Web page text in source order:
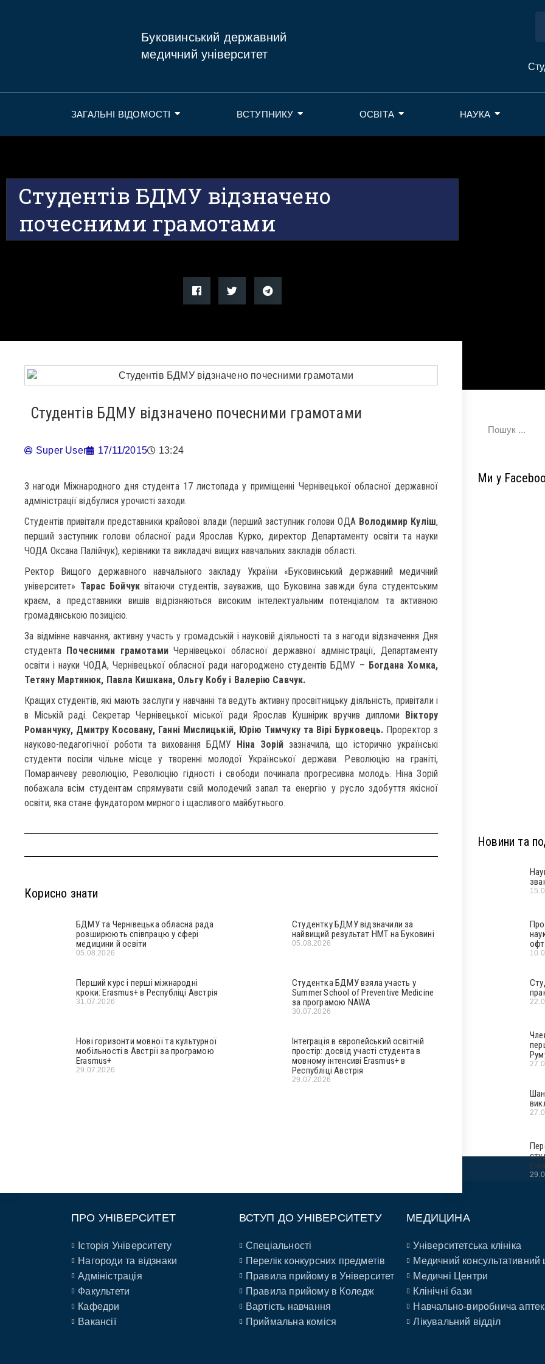
Буковинський державний
медичний університет
ЗАГАЛЬНІ ВІДОМОСТІ ВСТУПНИКУ ОСВІТА НАУКА
Студентів БДМУ відзначено
почесними грамотами
Студентів БДМУ відзначено почесними грамотами
Super User 17/11/2015 13:24
З нагоди Міжнародного дня студента 17 листопада у приміщенні Чернівецької обласної державної
адміністрації відбулися урочисті заходи.
Студентів привітали представники крайової влади (перший заступник голови ОДА Володимир Куліш,
перший заступник голови обласної ради Ярослав Курко, директор Департаменту освіти та науки
ЧОДА Оксана Палійчук), керівники та викладачі вищих навчальних закладів області.
Ректор Вищого державного навчального закладу України «Буковинський державний медичний
університет» Тарас Бойчуквітаючи студентів, зауважив, що Буковина завжди була студентським
краєм, а представники вишів відрізняються високим інтелектуальним потенціалом та активною
громадянською позицією.
За відмінне навчання, активну участь у громадській і науковій діяльності та з нагоди відзначення Дня
студента Почесними грамотамиЧернівецької обласної державної адміністрації, Департаменту
освіти і науки ЧОДА, Чернівецької обласної ради нагороджено студентів БДМУ – Богдана Хомка,
Тетяну Мартинюк, Павла Кишкана, Ольгу Кобу і Валерію Савчук.
Кращих студентів, які мають заслуги у навчанні та ведуть активну просвітницьку діяльність, привітали і
в Міській раді. Секретар Чернівецької міської ради Ярослав Кушнірик вручив дипломи Віктору
Романчуку, Дмитру Косовану, Ганні Мислицькій, Юрію Тимчуку та Вірі Бурковець. Проректор з
науково-педагогічної роботи та виховання БДМУ Ніна Зорій зазначила, що історично українські
студенти посіли чільне місце у творенні молодої Української держави. Революцію на граніті,
Помаранчеву революцію, Революцію гідності і свободи починала прогресивна молодь. Ніна Зорій
побажала всім студентам спрямувати свій молодечий запал та енергію у русло здобуття якісної
освіти, яка стане фундатором мирного і щасливого майбутнього.
Корисно знати
БДМУ та Чернівецька обласна рада
розширюють співпрацю у сфері
медицини й освіти
05.08.2026
Студентку БДМУ відзначили за
найвищий результат НМТ на Буковині
05.08.2026
Перший курс і перші міжнародні
кроки: Erasmus+ в Республіці Австрія
31.07.2026
Студентка БДМУ взяла участь у
Summer School of Preventive Medicine
за програмою NAWA
30.07.2026
Нові горизонти мовної та культурної
мобільності в Австрії за програмою
Erasmus+
29.07.2026
Інтеграція в європейський освітній
простір: досвід участі студента в
мовному інтенсиві Erasmus+ в
Республіці Австрія
29.07.2026
Ми у
Новини та
ПРО УНІВЕРСИТЕТ
Історія Університету
Нагороди та відзнаки
Адміністрація
Факультети
Кафедри
Вакансії
ВСТУП ДО УНІВЕРСИТЕТУ
Спеціальності
Перелік конкурсних предметів
Правила прийому в Університет
Правила прийому в Коледж
Вартість навчання
Приймальна коміся
МЕДИЦИНА
Університетська клініка
Медичний консультативний
Медичні Центри
Клінічні бази
Навчально-виробнича
Лікувальний відділ